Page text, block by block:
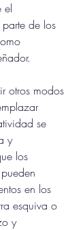
el
de los
otros modos
se
y
los
en los
esquiva o
y